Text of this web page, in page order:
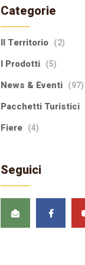
Categorie
Il Territorio (2)
I Prodotti (5)
News & Eventi (97)
Pacchetti Turistici
Fiere (4)
Seguici